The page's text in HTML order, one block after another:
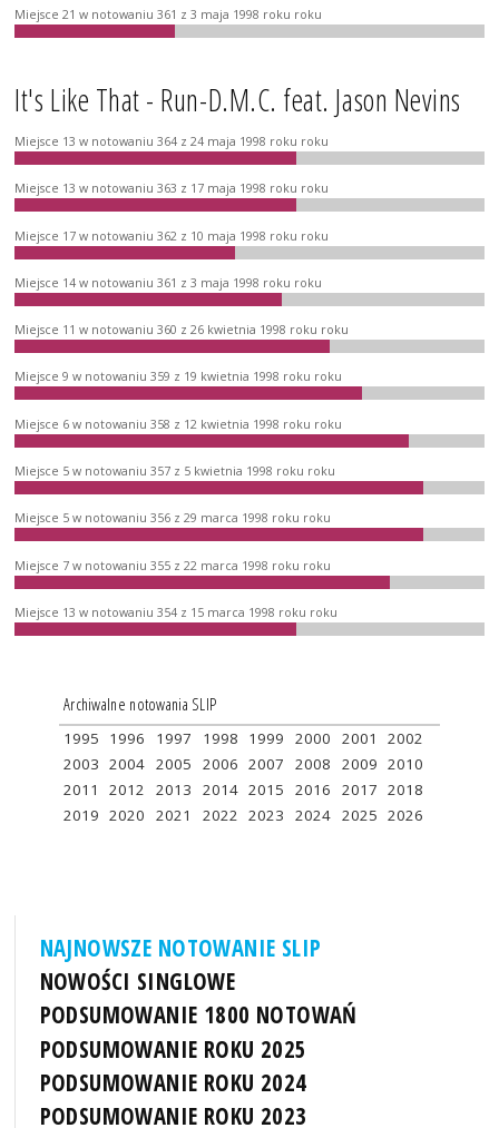
Miejsce 21 w notowaniu 361 z 3 maja 1998 roku roku
It's Like That - Run-D.M.C. feat. Jason Nevins
Miejsce 13 w notowaniu 364 z 24 maja 1998 roku roku
Miejsce 13 w notowaniu 363 z 17 maja 1998 roku roku
Miejsce 17 w notowaniu 362 z 10 maja 1998 roku roku
Miejsce 14 w notowaniu 361 z 3 maja 1998 roku roku
Miejsce 11 w notowaniu 360 z 26 kwietnia 1998 roku roku
Miejsce 9 w notowaniu 359 z 19 kwietnia 1998 roku roku
Miejsce 6 w notowaniu 358 z 12 kwietnia 1998 roku roku
Miejsce 5 w notowaniu 357 z 5 kwietnia 1998 roku roku
Miejsce 5 w notowaniu 356 z 29 marca 1998 roku roku
Miejsce 7 w notowaniu 355 z 22 marca 1998 roku roku
Miejsce 13 w notowaniu 354 z 15 marca 1998 roku roku
Archiwalne notowania SLIP
1995 1996 1997 1998 1999 2000 2001
2002
2003 2004 2005 2006 2007 2008 2009 2010
2011
2012 2013 2014 2015 2016 2017 2018
2019 2020 2021 2022 2023 2024 2025 2026
NAJNOWSZE NOTOWANIE SLIP
NOWOŚCI SINGLOWE
PODSUMOWANIE 1800 NOTOWAŃ
PODSUMOWANIE ROKU 2025
PODSUMOWANIE ROKU 2024
PODSUMOWANIE ROKU 2023